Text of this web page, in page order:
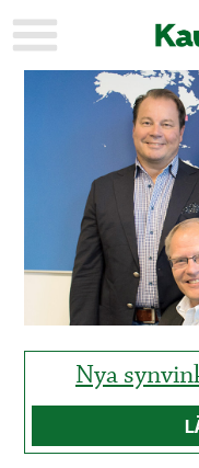
KAUPUNKI
AJANKOHTAISTA
URHEILU
KULTTUURI
HISTORIA
YLEINEN
MAINOSTAJILLE
Nya